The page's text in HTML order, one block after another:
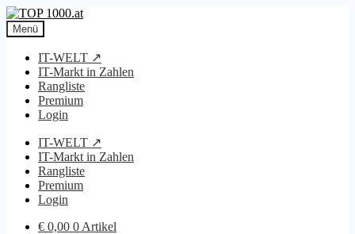
Zur
Navigation
springen
Zum
Inhalt
springen
Menü
IT-WELT ↗
IT-Markt in Zahlen
Rangliste
Premium
Login
IT-WELT ↗
IT-Markt in Zahlen
Rangliste
Premium
Login
€ 0,00 0 Artikel